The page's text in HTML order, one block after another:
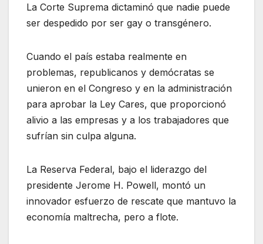
La Corte Suprema dictaminó que nadie puede
ser despedido por ser gay o transgénero.
Cuando el país estaba realmente en
problemas, republicanos y demócratas se
unieron en el Congreso y en la administración
para aprobar la Ley Cares, que proporcionó
alivio a las empresas y a los trabajadores que
sufrían sin culpa alguna.
La Reserva Federal, bajo el liderazgo del
presidente Jerome H. Powell, montó un
innovador esfuerzo de rescate que mantuvo la
economía maltrecha, pero a flote.